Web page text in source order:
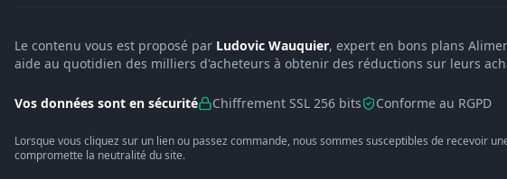
Le contenu vous est proposé par Ludovic Wauquier, expert en bons plans
aide au quotidien des milliers d'acheteurs à obtenir des réductions sur leurs
Vos données sont en sécurité Chiffrement SSL 256 bits Conforme au RGPD
Lorsque vous cliquez sur un lien ou passez commande, nous sommes susceptibles de recevoir
compromette la neutralité du site.